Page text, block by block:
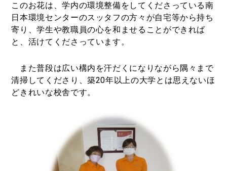
このお花は、学内の環境整備をしてくださっている南
日本環境センターのスッタフの方々が自宅等から持ち
寄り、学生や教職員の心を和ませることができれば
と、活けてくださっています。
また普段は広い構内を汗だくになりながら隅々まで
清掃してくださり、築20年以上の大学とは思えないほ
どきれいな校舎です。